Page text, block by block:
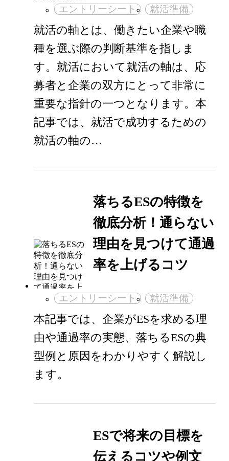
エントリーシート 就活準備
就活の軸とは、働きたい企業や職
種を選ぶ際の判断基準を指しま
す。就活において就活の軸は、応
募者と企業の双方にとって非常に
重要な指針の一つとなります。本
記事では、就活で成功するための
就活の軸の…
落ちるESの特徴を
徹底分析！通らない
理由を見つけて通過
率を上げるコツ
エントリーシート 就活準備
本記事では、企業がESを求める理
由や通過率の実態、落ちるESの典
型例と原因をわかりやすく解説し
ます。
ESで将来の目標を
伝えるコツや例文